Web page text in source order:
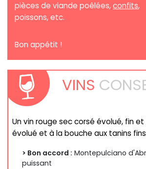
pièces de viande poêlées,confits,
poissons, etc.
Bon appétit !
VINS
Un vin rouge sec corsé évolué, fin et
évolué et à la bouche aux tanins
> Bon accord : Montepulciano
puissant